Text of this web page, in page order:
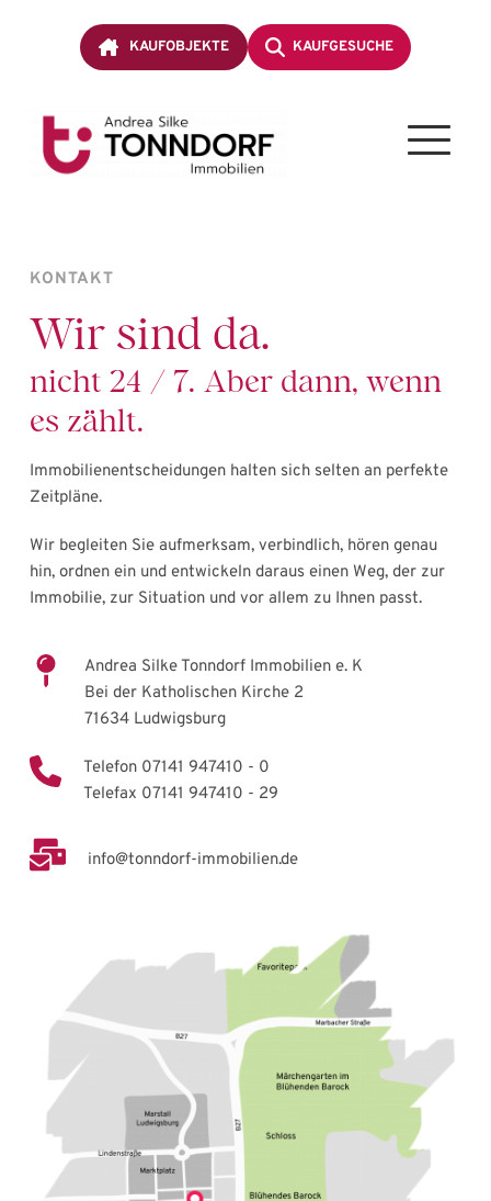
KAUFOBJEKTE KAUFGESUCHE
KONTAKT
Wir sind da.
nicht 24 / 7. Aber dann, wenn
es zählt.
Immobilienentscheidungen halten sich selten an perfekte
Zeitpläne.
Wir begleiten Sie aufmerksam, verbindlich, hören genau
hin, ordnen ein und entwickeln daraus einen Weg, der zur
Immobilie, zur Situation und vor allem zu Ihnen passt.
Andrea Silke Tonndorf Immobilien e. K
Bei der Katholischen Kirche 2
71634 Ludwigsburg
Telefon 07141 947410 - 0
Telefax 07141 947410 - 29
info@tonndorf-immobilien.de